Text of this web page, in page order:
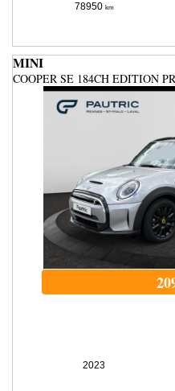
78950 km
MINI
COOPER SE 184CH EDITION
2023